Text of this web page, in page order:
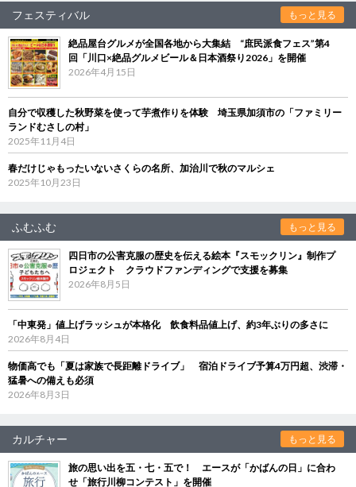
フェスティバル もっと見る
絶品屋台グルメが全国各地から大集結 “庶民派食フェス”第4
回「川口×絶品グルメビール＆日本酒祭り2026」を開催
2026年4月15日
自分で収穫した秋野菜を使って芋煮作りを体験 埼玉県加須市の「ファミリー
ランドむさしの村」
2025年11月4日
春だけじゃもったいないさくらの名所、加治川で秋のマルシェ
2025年10月23日
ふむふむ もっと見る
四日市の公害克服の歴史を伝える絵本『スモックリン』制作プ
ロジェクト クラウドファンディングで支援を募集
2026年8月5日
「中東発」値上げラッシュが本格化 飲食料品値上げ、約3年ぶりの多さに
2026年8月4日
物価高でも「夏は家族で長距離ドライブ」 宿泊ドライブ予算4万円超、渋滞・
猛暑への備えも必須
2026年8月3日
カルチャー もっと見る
旅の思い出を五・七・五で！ エースが「かばんの日」に合わ
せ「旅行川柳コンテスト」を開催